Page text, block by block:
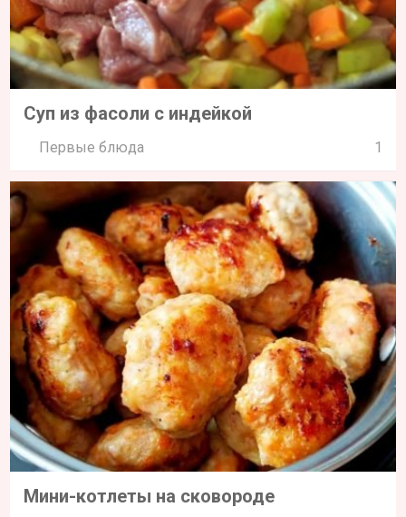
Суп из фасоли с индейкой
Первые блюда 1
Мини-котлеты на сковороде